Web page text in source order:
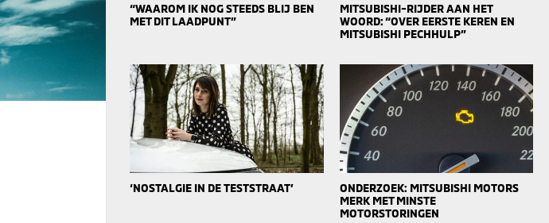
“WAAROM IK NOG STEEDS BLIJ BEN
MET DIT LAADPUNT”
MITSUBISHI-RIJDER AAN HET
WOORD: “OVER EERSTE KEREN EN
MITSUBISHI PECHHULP”
‘NOSTALGIE IN DE TESTSTRAAT’
ONDERZOEK: MITSUBISHI MOTORS
MERK MET MINSTE
MOTORSTORINGEN